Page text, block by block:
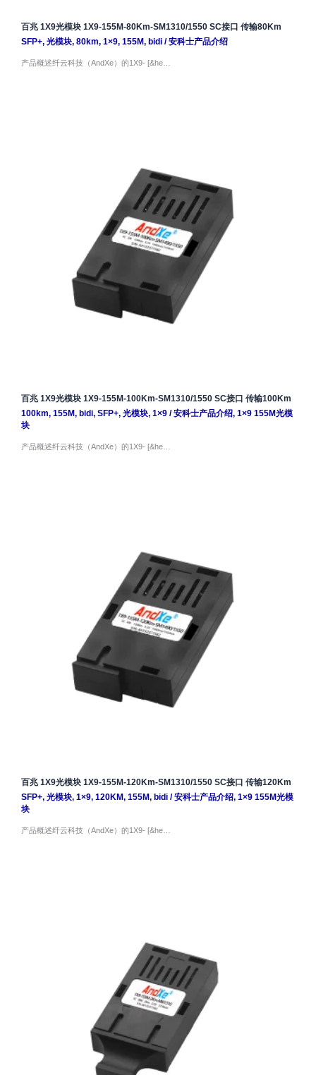
百兆 1X9光模块 1X9-155M-80Km-SM1310/1550 SC接口 传输80Km
SFP+, 光模块, 80km, 1×9, 155M, bidi/安科士产品介绍
产品概述纤云科技（AndXe）的1X9- [&he…
百兆 1X9光模块 1X9-155M-100Km-SM1310/1550 SC接口 传输100Km
100km, 155M, bidi, SFP+, 光模块, 1×9/安科士产品介绍, 1×9 155M光模
块
产品概述纤云科技（AndXe）的1X9- [&he…
百兆 1X9光模块 1X9-155M-120Km-SM1310/1550 SC接口 传输120Km
SFP+, 光模块, 1×9, 120KM, 155M, bidi/安科士产品介绍, 1×9 155M光模
块
产品概述纤云科技（AndXe）的1X9- [&he…